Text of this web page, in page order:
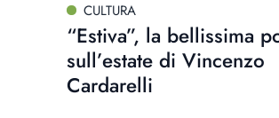
CULTURA
“Estiva”, la bellissima
sull’estate di Vincenzo
Cardarelli